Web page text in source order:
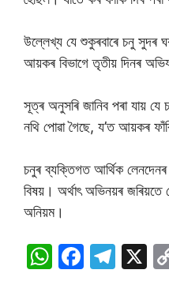
উল্লেখ্য যে শুকুৰবাৰে চনু সুদৰ
আয়কৰ বিভাগে তৃতীয় দিনৰ
সূত্ৰ অনুসৰি জানিব পৰা যায় যে
নথি পোৱা গৈছে, য’ত আয়কৰ
চনুৰ ব্যক্তিগত আৰ্থিক
বিষয়। অৰ্থাৎ অভিনয়ৰ
অনিয়ম।
W F
T
X